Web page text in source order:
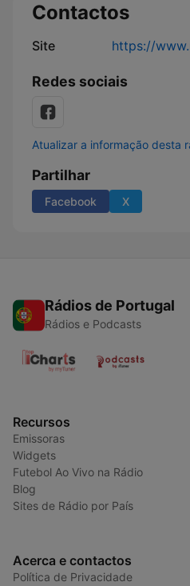
Contactos
Site https://
Redes sociais
Atualizar a informação desta
Partilhar
Facebook X
Rádios de Portugal
Rádios e Podcasts
Recursos
Emissoras
Widgets
Futebol Ao Vivo na Rádio
Blog
Sites de Rádio por País
Acerca e contactos
Política de Privacidade